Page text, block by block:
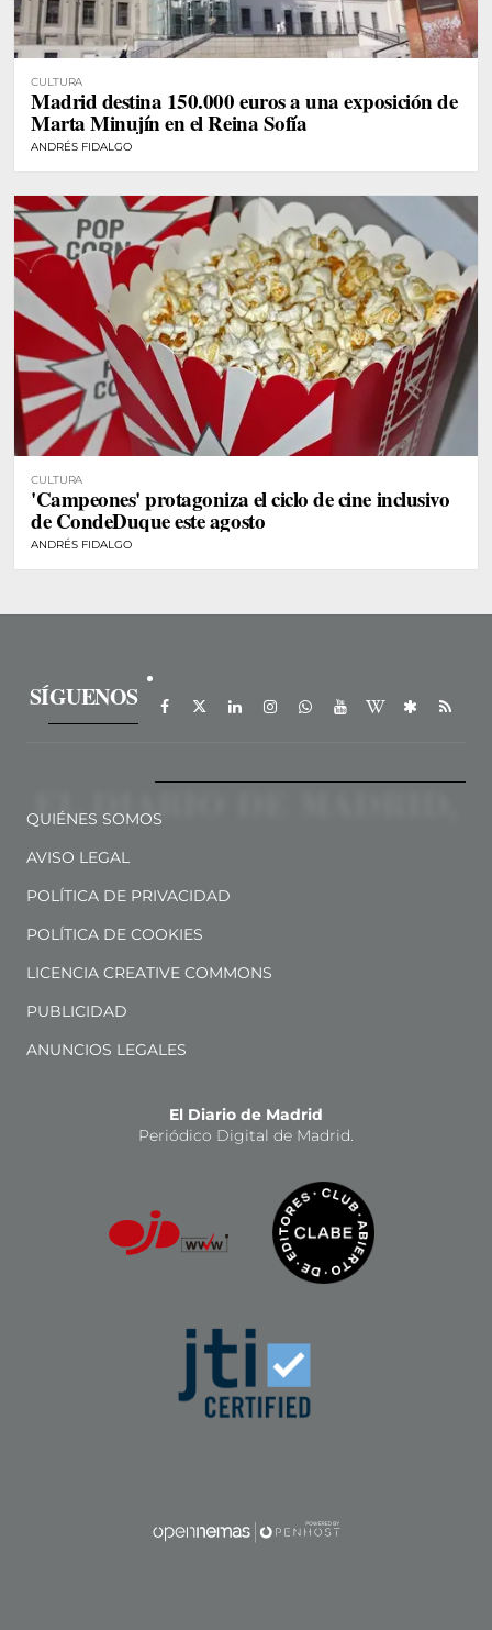
CULTURA
Madrid destina 150.000 euros a una exposición de
Marta Minujín en el Reina Sofía
ANDRÉS FIDALGO
CULTURA
'Campeones' protagoniza el ciclo de cine inclusivo
de CondeDuque este agosto
ANDRÉS FIDALGO
SÍGUENOS
QUIÉNES SOMOS
AVISO LEGAL
POLÍTICA DE PRIVACIDAD
POLÍTICA DE COOKIES
LICENCIA CREATIVE COMMONS
PUBLICIDAD
ANUNCIOS LEGALES
El Diario de Madrid
Periódico Digital de Madrid.